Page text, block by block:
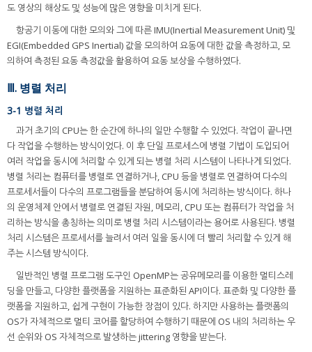
도 영상의 해상도 및 성능에 많은 영향을 미치게 된다.
항공기 이동에 대한 모의와 그에 따른 IMU(Inertial Measurement Unit) 및
EGI(Embedded GPS Inertial) 값을 모의하여 요동에 대한 값을 측정하고, 모
의하여 측정된 요동 측정값을 활용하여 요동 보상을 수행하였다.
Ⅲ. 병렬 처리
3-1 병렬 처리
과거 초기의 CPU는 한 순간에 하나의 일만 수행할 수 있었다. 작업이 끝나면
다 작업을 수행하는 방식이었다. 이 후 단일 프로세스에 병렬 기법이 도입되어
여러 작업을 동시에 처리할 수 있게 되는 병렬 처리 시스템이 나타나게 되었다.
병렬 처리는 컴퓨터를 병렬로 연결하거나, CPU 등을 병렬로 연결하여 다수의
프로세서들이 다수의 프로그램들을 분담하여 동시에 처리하는 방식이다. 하나
의 운영체제 안에서 병렬로 연결된 자원, 메모리, CPU 또는 컴퓨터가 작업을 처
리하는 방식을 총칭하는 의미로 병렬 처리 시스템이라는 용어로 사용된다. 병렬
처리 시스템은 프로세서를 늘려서 여러 일을 동시에 더 빨리 처리할 수 있게 해
주는 시스템 방식이다.
일반적인 병렬 프로그램 도구인 OpenMP는 공유메모리를 이용한 멀티스레
딩을 만들고, 다양한 플랫폼을 지원하는 표준화된 API이다. 표준화 및 다양한 플
랫폼을 지원하고, 쉽게 구현이 가능한 장점이 있다. 하지만 사용하는 플랫폼의
OS가 자체적으로 멀티 코어를 할당하여 수행하기 때문에 OS 내의 처리하는 우
선 순위와 OS 자체적으로 발생하는 jittering 영향을 받는다.